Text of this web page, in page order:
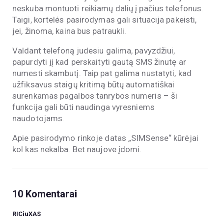
neskuba montuoti reikiamų dalių į pačius telefonus.
Taigi, kortelės pasirodymas gali situacija pakeisti,
jei, žinoma, kaina bus patraukli.
Valdant telefoną judesiu galima, pavyzdžiui,
papurdyti jį kad perskaityti gautą SMS žinutę ar
numesti skambutį. Taip pat galima nustatyti, kad
užfiksavus staigų kritimą būtų automatiškai
surenkamas pagalbos tanrybos numeris – ši
funkcija gali būti naudinga vyresniems
naudotojams.
Apie pasirodymo rinkoje datas „SIMSense“ kūrėjai
kol kas nekalba. Bet naujove įdomi.
10 Komentarai
RICiuXAS